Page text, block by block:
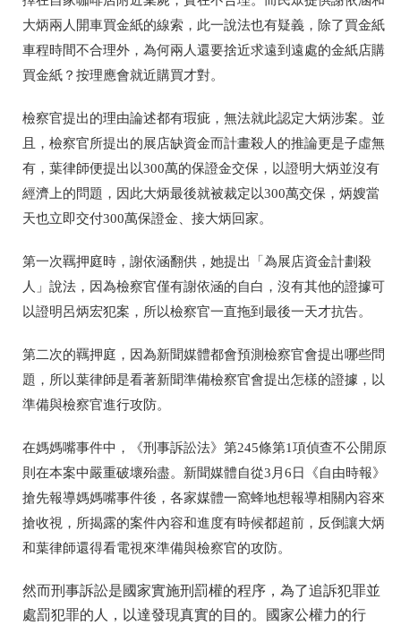
大炳兩人開車買金紙的線索，此一說法也有疑義，除了買金紙
車程時間不合理外，為何兩人還要捨近求遠到遠處的金紙店購
買金紙？按理應會就近購買才對。
檢察官提出的理由論述都有瑕疵，無法就此認定大炳涉案。並
且，檢察官所提出的展店缺資金而計畫殺人的推論更是子虛無
有，葉律師便提出以300萬的保證金交保，以證明大炳並沒有
經濟上的問題，因此大炳最後就被裁定以300萬交保，炳嫂當
天也立即交付300萬保證金、接大炳回家。
第一次羈押庭時，謝依涵翻供，她提出「為展店資金計劃殺
人」說法，因為檢察官僅有謝依涵的自白，沒有其他的證據可
以證明呂炳宏犯案，所以檢察官一直拖到最後一天才抗告。
第二次的羈押庭，因為新聞媒體都會預測檢察官會提出哪些問
題，所以葉律師是看著新聞準備檢察官會提出怎樣的證據，以
準備與檢察官進行攻防。
在媽媽嘴事件中，《刑事訴訟法》第245條第1項偵查不公開原
則在本案中嚴重破壞殆盡。新聞媒體自從3月6日《自由時報》
搶先報導媽媽嘴事件後，各家媒體一窩蜂地想報導相關內容來
搶收視，所揭露的案件內容和進度有時候都超前，反倒讓大炳
和葉律師還得看電視來準備與檢察官的攻防。
然而刑事訴訟是國家實施刑罰權的程序，為了追訴犯罪並
處罰犯罪的人，以達發現真實的目的。國家公權力的行